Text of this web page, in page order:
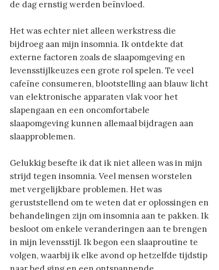
de dag ernstig werden beïnvloed.
Het was echter niet alleen werkstress die
bijdroeg aan mijn insomnia. Ik ontdekte dat
externe factoren zoals de slaapomgeving en
levensstijlkeuzes een grote rol spelen. Te veel
cafeïne consumeren, blootstelling aan blauw licht
van elektronische apparaten vlak voor het
slapengaan en een oncomfortabele
slaapomgeving kunnen allemaal bijdragen aan
slaapproblemen.
Gelukkig besefte ik dat ik niet alleen was in mijn
strijd tegen insomnia. Veel mensen worstelen
met vergelijkbare problemen. Het was
geruststellend om te weten dat er oplossingen en
behandelingen zijn om insomnia aan te pakken. Ik
besloot om enkele veranderingen aan te brengen
in mijn levensstijl. Ik begon een slaaproutine te
volgen, waarbij ik elke avond op hetzelfde tijdstip